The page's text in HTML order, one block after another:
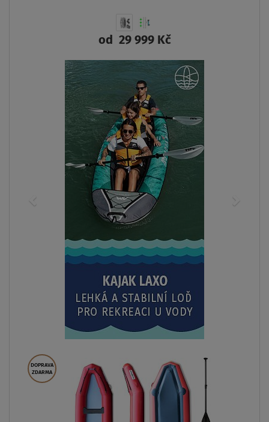
od 29 999 Kč
ZOBRAZIT
DOPRAVA
ZDARMA